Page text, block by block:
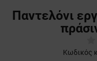
Παντελόνι
Κωδικός